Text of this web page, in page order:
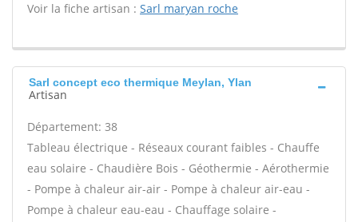
Voir la fiche artisan : Sarl maryan roche
Sarl concept eco thermique Meylan, Ylan
Artisan
Département: 38
Tableau électrique - Réseaux courant faibles - Chauffe
eau solaire - Chaudière Bois - Géothermie - Aérothermie
- Pompe à chaleur air-air - Pompe à chaleur air-eau -
Pompe à chaleur eau-eau - Chauffage solaire -